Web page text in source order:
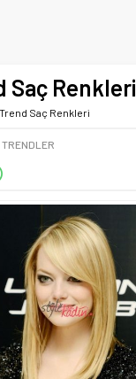
Saç Renkleri
Saç Renkleri
TRENDLER